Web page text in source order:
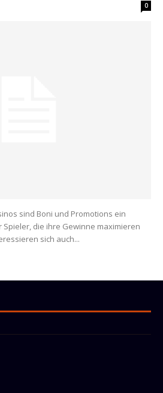
0
sind Boni und Promotions ein
die ihre Gewinne maximieren
sich auch...